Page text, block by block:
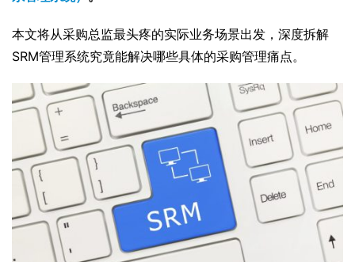
本文将从采购总监最头疼的实际业务场景出发，深度拆解
SRM管理系统究竟能解决哪些具体的采购管理痛点。